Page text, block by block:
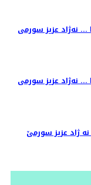
نه‌ژاد عزیز سورمی
نه‌ژاد عزیز سورمی
ژاد عزیز سورمێ